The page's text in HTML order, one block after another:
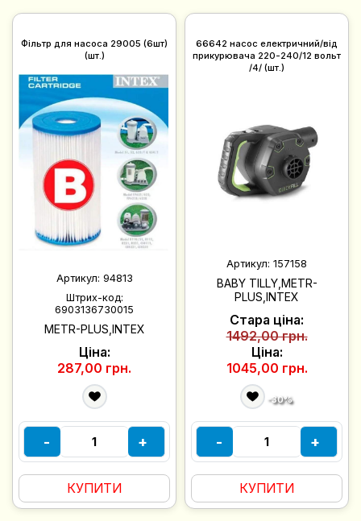
Фільтр для насоса 29005 (6шт)
(шт.)
Артикул: 94813
Штрих-код:
6903136730015
METR-PLUS,INTEX
Ціна:
287,00 грн.
- +
КУПИТИ
66642 насос електричний/від
прикурювача 220-240/12 вольт
/4/ (шт.)
Артикул: 157158
BABY TILLY,METR-
PLUS,INTEX
Стара ціна:
1492,00 грн.
Ціна:
1045,00 грн.
-30%
- +
КУПИТИ